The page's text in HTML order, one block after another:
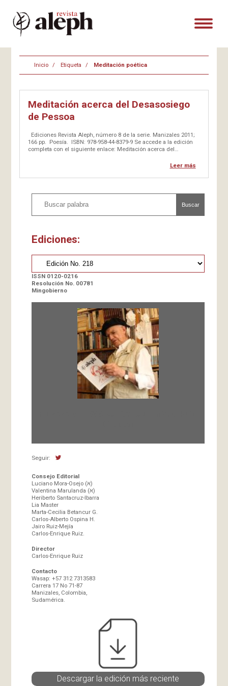
Inicio Etiqueta Meditación poética
Meditación acerca del Desasosiego
de Pessoa
Ediciones Revista Aleph, número 8 de la serie. Manizales 2011;
166 pp. Poesía. ISBN: 978-958-44-8379-9 Se accede a la edición
completa con el siguiente enlace: Meditación acerca del
Leer más
Buscar
Ediciones:
ISSN 0120-0216
Resolución No. 00781
Mingobierno
Seguir:
Consejo Editorial
Luciano Mora-Osejo (א)
Valentina Marulanda (א)
Heriberto Santacruz-Ibarra
Lia Master
Marta-Cecilia Betancur G.
Carlos-Alberto Ospina H.
Jairo Ruiz-Mejía
Carlos-Enrique Ruiz.
Director
Carlos-Enrique Ruiz
Contacto
Wasap: +57 312 7313583
Carrera 17 No 71-87
Manizales, Colombia,
Sudamérica.
Descargar la edición más reciente